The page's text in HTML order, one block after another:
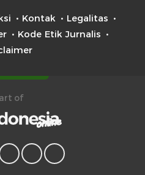
Kontak
Legalitas
Kode Etik Jurnalis
of